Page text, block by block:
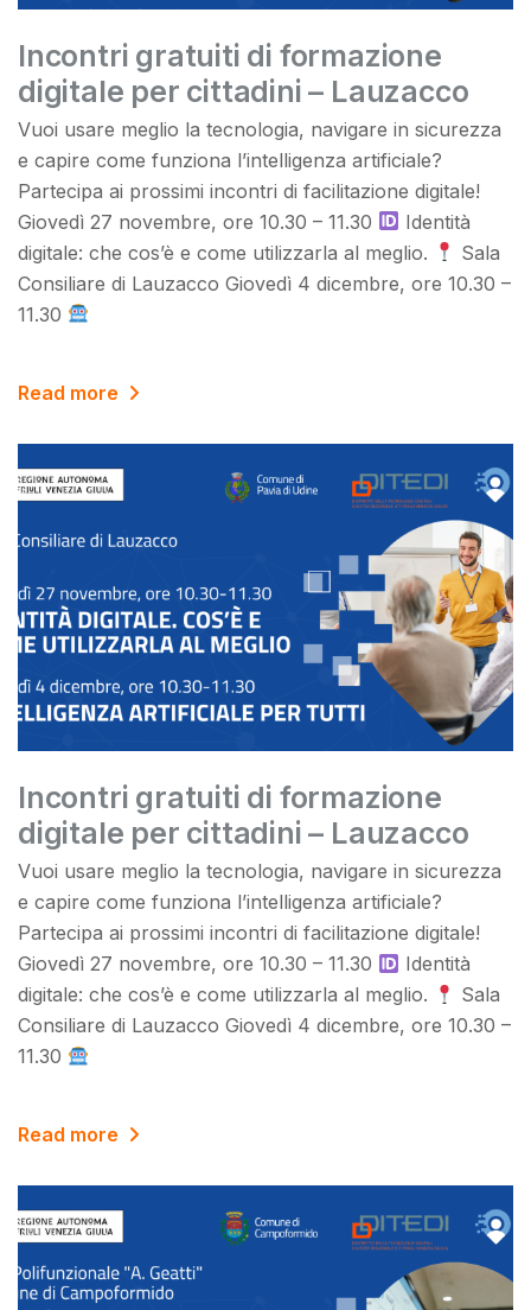
Incontri gratuiti di formazione
digitale per cittadini – Lauzacco
Vuoi usare meglio la tecnologia, navigare in sicurezza
e capire come funziona l’intelligenza artificiale?
Partecipa ai prossimi incontri di facilitazione digitale!
Giovedì 27 novembre, ore 10.30 – 11.30
Identità
digitale: che cos’è e come utilizzarla al meglio.
Sala
Consiliare di Lauzacco Giovedì 4 dicembre, ore 10.30 –
11.30
Read more
Incontri gratuiti di formazione
digitale per cittadini – Lauzacco
Vuoi usare meglio la tecnologia, navigare in sicurezza
e capire come funziona l’intelligenza artificiale?
Partecipa ai prossimi incontri di facilitazione digitale!
Giovedì 27 novembre, ore 10.30 – 11.30
Identità
digitale: che cos’è e come utilizzarla al meglio.
Sala
Consiliare di Lauzacco Giovedì 4 dicembre, ore 10.30 –
11.30
Read more